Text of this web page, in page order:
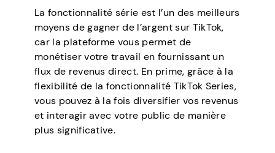
La fonctionnalité série est l’un des meilleurs
moyens de gagner de l’argent sur TikTok,
car la plateforme vous permet de
monétiser votre travail en fournissant un
flux de revenus direct. En prime, grâce à la
flexibilité de la fonctionnalité TikTok Series,
vous pouvez à la fois diversifier vos revenus
et interagir avec votre public de manière
plus significative.